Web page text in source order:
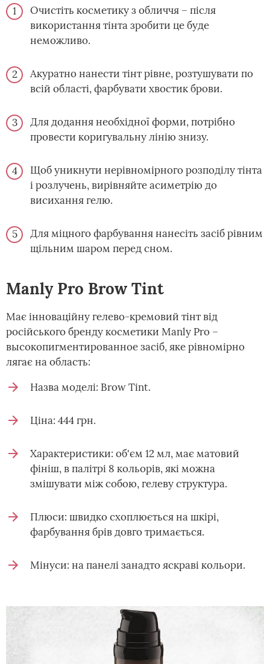
Очистіть косметику з обличчя – після
використання тінта зробити це буде
неможливо.
Акуратно нанести тінт рівне, розтушувати по
всій області, фарбувати хвостик брови.
Для додання необхідної форми, потрібно
провести коригувальну лінію знизу.
Щоб уникнути нерівномірного розподілу тінта
і розлучень, вирівняйте асиметрію до
висихання гелю.
Для міцного фарбування нанесіть засіб рівним
щільним шаром перед сном.
Manly Pro Brow Tint
Має інноваційну гелево-кремовий тінт від
російського бренду косметики Manly Pro –
высокопигментированное засіб, яке рівномірно
лягає на область:
Назва моделі: Brow Tint.
Ціна: 444 грн.
Характеристики: об'єм 12 мл, має матовий
фініш, в палітрі 8 кольорів, які можна
змішувати між собою, гелеву структура.
Плюси: швидко схоплюється на шкірі,
фарбування брів довго тримається.
Мінуси: на панелі занадто яскраві кольори.